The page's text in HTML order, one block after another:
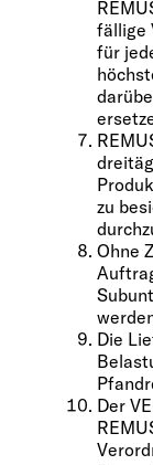
fällige
für
zu
Ohne
Die
Der